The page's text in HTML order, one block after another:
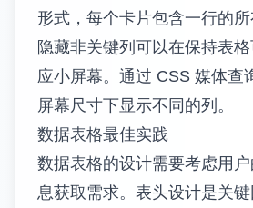
th style= "border: 1px
<
th style ="border: 1px
</tr>
<
tr>
<td style="border: 1px
<td style="border: 1px
tr >
</table>